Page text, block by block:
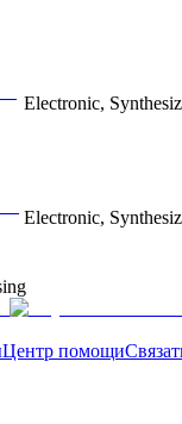
Electronic,
Electronic,
Центр помощи